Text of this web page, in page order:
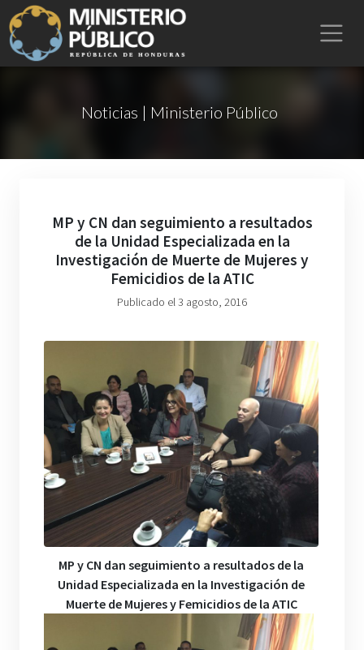
Noticias | Ministerio Público
MP y CN dan seguimiento a resultados
de la Unidad Especializada en la
Investigación de Muerte de Mujeres y
Femicidios de la ATIC
Publicado el 3 agosto, 2016
MP y CN dan seguimiento a resultados de la
Unidad Especializada en la Investigación de
Muerte de Mujeres y Femicidios de la ATIC